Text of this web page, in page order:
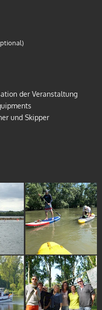
der Veranstaltung
und Skipper